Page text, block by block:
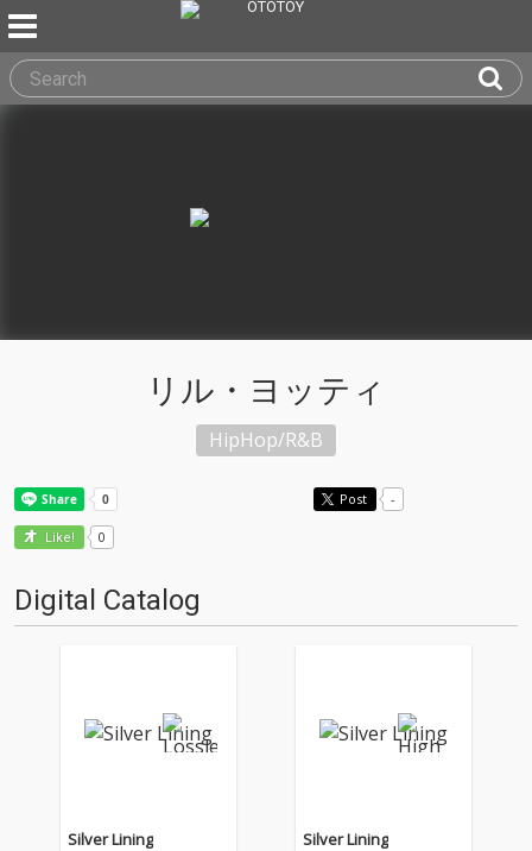
リル・ヨッティ
HipHop/R&B
Post -
Like! 0
Digital Catalog
Silver Lining Silver Lining